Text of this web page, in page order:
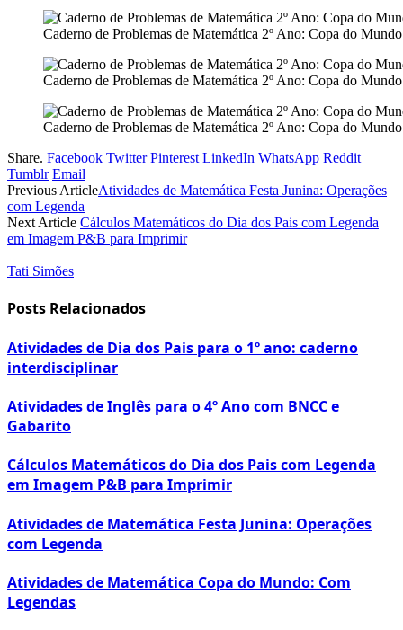
Caderno de Problemas de Matemática 2º Ano: Copa do Mundo
Caderno de Problemas de Matemática 2º Ano: Copa do Mundo
Caderno de Problemas de Matemática 2º Ano: Copa do Mundo
Share. Facebook Twitter Pinterest LinkedIn WhatsApp Reddit
Tumblr Email
Previous ArticleAtividades de Matemática Festa Junina: Operações
com Legenda
Next Article Cálculos Matemáticos do Dia dos Pais com Legenda
em Imagem P&B para Imprimir
Tati Simões
Posts Relacionados
Atividades de Dia dos Pais para o 1º ano: caderno
interdisciplinar
Atividades de Inglês para o 4º Ano com BNCC e
Gabarito
Cálculos Matemáticos do Dia dos Pais com Legenda
em Imagem P&B para Imprimir
Atividades de Matemática Festa Junina: Operações
com Legenda
Atividades de Matemática Copa do Mundo: Com
Legendas